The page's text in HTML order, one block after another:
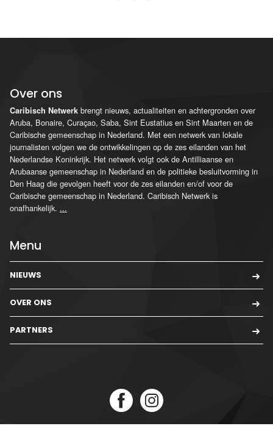
Over ons
Caribisch Netwerk brengt nieuws, actualiteiten en achtergronden over
Aruba, Bonaire, Curaçao, Saba, Sint Eustatius en Sint Maarten en de
Caribische gemeenschap in Nederland. Met een netwerk van lokale
journalisten volgen we de ontwikkelingen op de zes eilanden van het
Nederlandse Koninkrijk. Het netwerk volgt ook de Antilliaanse en
Arubaanse gemeenschap in Nederland en de politieke besluitvorming in
Den Haag die gevolgen heeft voor de zes eilanden en/of voor de
Caribische gemeenschap in Nederland. Caribisch Netwerk is
onafhankelijk. ...
Menu
NIEUWS
OVER ONS
PARTNERS